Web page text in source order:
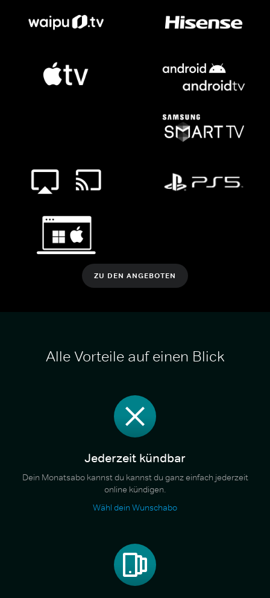
ZU DEN ANGEBOTEN
Alle Vorteile auf einen Blick
Jederzeit kündbar
Dein Monatsabo kannst du kannst du ganz einfach jederzeit
online kündigen.
Wähl dein Wunschabo